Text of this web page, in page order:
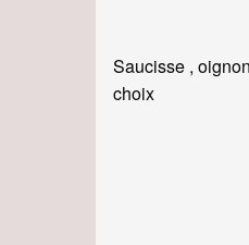
Saucisse ,
choix